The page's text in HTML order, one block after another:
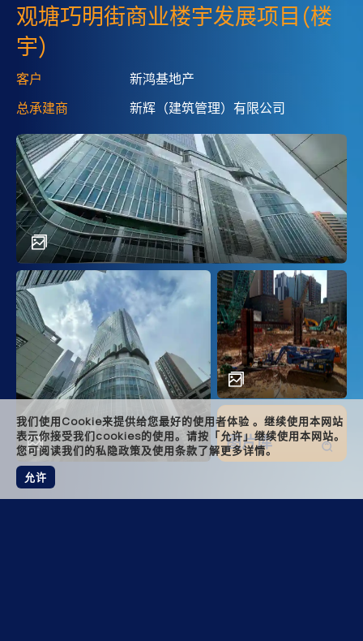
我们使用Cookie来提供给您最好的使用者体验 。继续使用本网站
表示你接受我们cookies的使用。请按「允许」继续使用本网站。
您可阅读我们的私隐政策及使用条款了解更多详情。
允许
观塘巧明街商业楼宇发展项目(楼
宇)
客户
新鸿基地产
总承建商
新辉（建筑管理）有限公司
图片库
main